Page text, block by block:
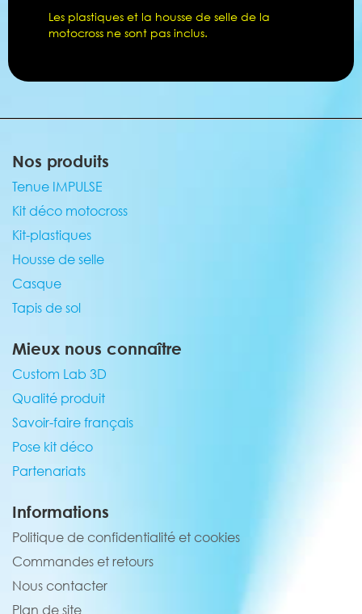
Les plastiques et la housse de selle de la
motocross ne sont pas inclus.
Nos produits
Tenue IMPULSE
Kit déco motocross
Kit-plastiques
Housse de selle
Casque
Tapis de sol
Mieux nous connaître
Custom Lab 3D
Qualité produit
Savoir-faire français
Pose kit déco
Partenariats
Informations
Politique de confidentialité et cookies
Commandes et retours
Nous contacter
Plan de site